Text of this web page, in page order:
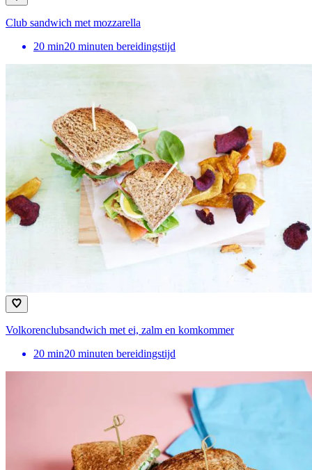
Club sandwich met mozzarella
20 min20 minuten bereidingstijd
Volkorenclubsandwich met ei, zalm en komkommer
20 min20 minuten bereidingstijd